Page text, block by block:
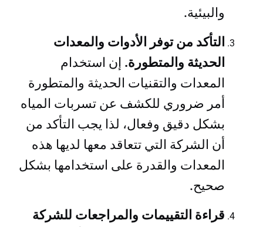
والبيئية.
التأكد من توفر الأدوات والمعدات
الحديثة والمتطورة. إن استخدام
المعدات والتقنيات الحديثة والمتطورة
أمر ضروري للكشف عن تسربات المياه
بشكل دقيق وفعال، لذا يجب التأكد من
أن الشركة التي تتعاقد معها لديها هذه
المعدات والقدرة على استخدامها بشكل
صحيح.
قراءة التقييمات والمراجعات للشركة